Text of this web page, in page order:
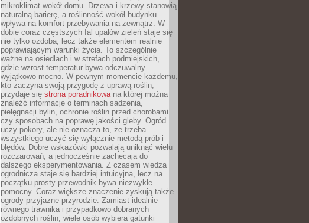
mikroklimat wokół domu. Drzewa i krzewy stanowią
naturalną barierę, a roślinność wokół budynku
wpływa na komfort przebywania na zewnątrz. W
dobie coraz częstszych fal upałów zieleń staje się
nie tylko ozdobą, lecz także elementem realnie
poprawiającym warunki życia. To szczególnie
ważne na osiedlach i w strefach podmiejskich,
gdzie wzrost temperatur bywa odczuwalny
wyjątkowo mocno. W pewnym momencie każdemu,
kto zaczyna swoją przygodę z uprawą roślin,
przydaje się strona poradnikowana której można
znaleźć informacje o terminach sadzenia,
pielęgnacji bylin, ochronie roślin przed chorobami
czy sposobach na poprawę jakości gleby. Ogród
uczy pokory, ale nie oznacza to, że trzeba
wszystkiego uczyć się wyłącznie metodą prób i
błędów. Dobre wskazówki pozwalają uniknąć wielu
rozczarowań, a jednocześnie zachęcają do
dalszego eksperymentowania. Z czasem wiedza
ogrodnicza staje się bardziej intuicyjna, lecz na
początku prosty przewodnik bywa niezwykle
pomocny. Coraz większe znaczenie zyskują także
ogrody przyjazne przyrodzie. Zamiast idealnie
równego trawnika i przypadkowo dobranych
ozdobnych roślin, wiele osób wybiera gatunki